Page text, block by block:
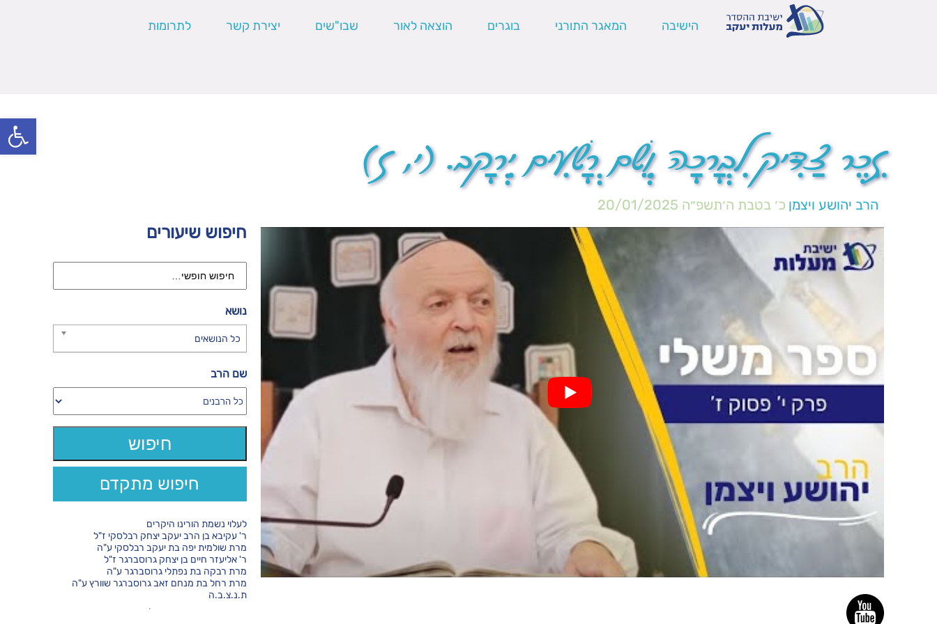
פתח
הישיבה המאגר התורני בוגרים הוצאה לאור שבו"שים יצירת קשר לתרומות
זֵכֶר צַדִּיק לִבְרָכָה וְשֵׁם רְשָׁעִים יִרְקָב. (י, ז)
הרב יהושע ויצמן כ׳ בטבת ה׳תשפ״ה 20/01/2025
חיפוש שיעורים
נושא
כל הנושאים
שם הרב
חיפוש מתקדם
לעלוי נשמת הורינו היקרים
ר' עקיבא בן הרב יעקב יצחק רבלסקי ז"ל
מרת שולמית יפה בת יעקב רבלסקי ע"ה
ר' אליעזר חיים בן יצחק גרוסברגר ז"ל
מרת רבקה בת נפתלי גרוסברגר ע"ה
מרת רחל בת מנחם זאב גרוסברגר שוורץ ע"ה
ת.נ.צ.ב.ה